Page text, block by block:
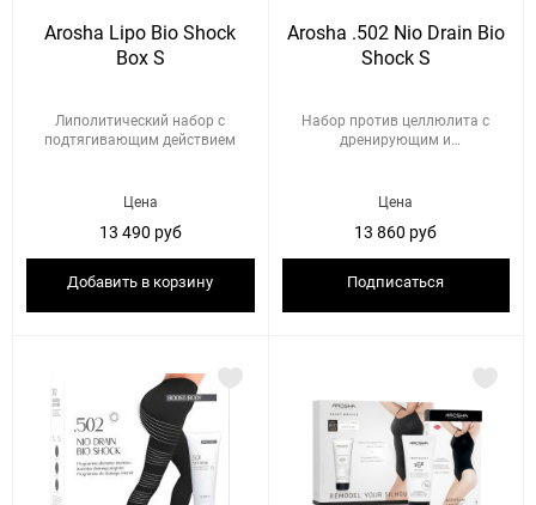
Arosha Lipo Bio Shock
Box S
Липолитический набор с
подтягивающим действием
Цена
13 490 руб
Добавить в корзину
Arosha .502 Nio Drain Bio
Shock S
Набор против целлюлита с
дренирующим и
Цена
13 860 руб
Подписаться